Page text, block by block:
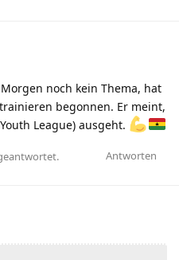
noch kein Thema, hat
begonnen. Er meint,
League) ausgeht.
Antworten